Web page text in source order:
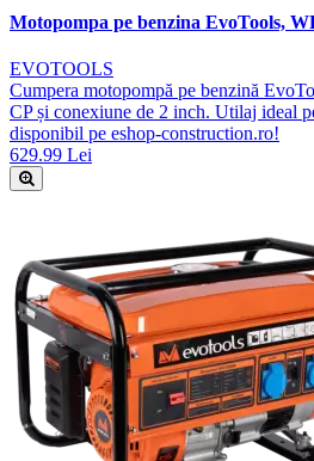
Motopompa pe benzina EvoTools,
EVOTOOLS
Cumpera motopompă pe benzină
CP și conexiune de 2 inch. Utilaj ideal
disponibil pe eshop-construction.ro!
629.99 Lei